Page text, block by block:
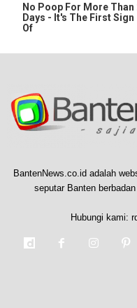
No Poop For More Than
Days - It's The First Sign
Of
BantenNews.co.id adalah
seputar Banten
Hubungi kami: